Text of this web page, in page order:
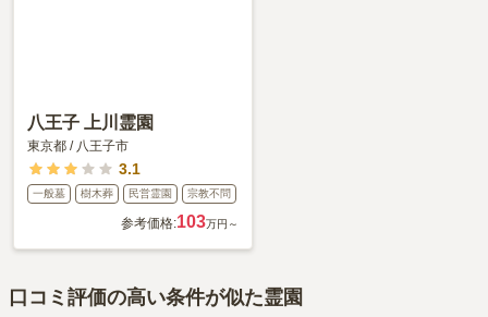
理しているが会計報告はない。年間維持費は〇千円なので高い
とは思えないが。
周辺施設
2.0
池上駅近辺にコンビニや飲食店はあるが花屋や線香を売ってい
るところはないので不便さを感じる。行くときは用意してから
八王子 上川霊園
東京都 / 八王子市
3.1
一般墓 樹木葬 民営霊園 宗教不問
参考価格:103万円～
口コミ評価の高い条件が似た霊園